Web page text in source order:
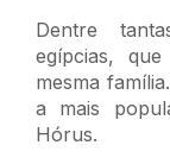
Dentre
egípcias,
mesma
a mais
Hórus.